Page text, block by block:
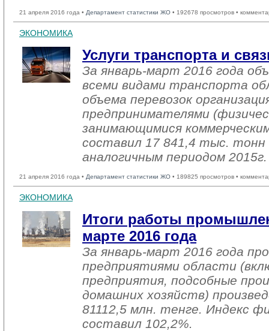
21 апреля 2016 года • Департамент статистики ЖО • 192678 просмотров •
ЭКОНОМИКА
Услуги транспорта и
За январь-март 2016 года
всеми видами транспорта
объема перевозок
предпринимателями
занимающимися
составил 17 841,4 тыс. тонн
аналогичным периодом
21 апреля 2016 года • Департамент статистики ЖО • 189825 просмотров •
ЭКОНОМИКА
Итоги работы
марте 2016 года
За январь-март 2016 года
предприятиями области
предприятия, подсобные
домашних хозяйств)
81112,5 млн. тенге. Индекс
составил 102,2%.